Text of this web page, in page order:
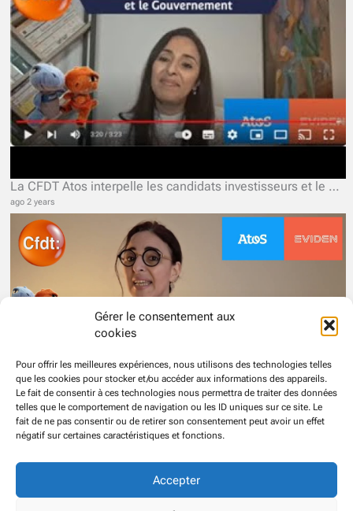
Gérer le consentement aux
cookies
Pour offrir les meilleures expériences, nous utilisons des technologies telles
que les cookies pour stocker et/ou accéder aux informations des appareils.
Le fait de consentir à ces technologies nous permettra de traiter des données
telles que le comportement de navigation ou les ID uniques sur ce site. Le
fait de ne pas consentir ou de retirer son consentement peut avoir un effet
négatif sur certaines caractéristiques et fonctions.
Accepter
La CFDT Atos interpelle les candidats investisseurs et le Gouvernement.
ago 2 years
ago 2 years